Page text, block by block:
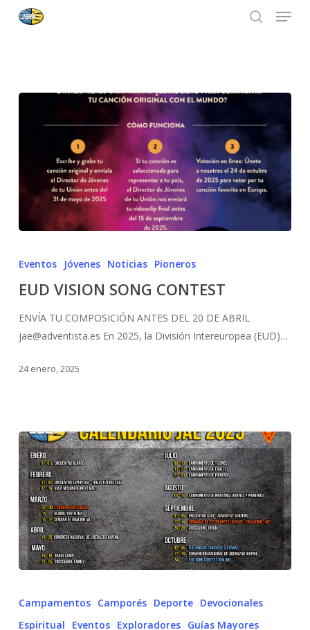
Menu
Eventos Jóvenes Noticias Pioneros
EUD VISION SONG CONTEST
ENVÍA TU COMPOSICIÓN ANTES DEL 20 DE ABRIL
jae@adventista.es En 2025, la División Intereuropea (EUD)…
24 enero, 2025
Campamentos Camporés Deporte Devocionales
Espiritual
Eventos Exploradores Guías Mayores